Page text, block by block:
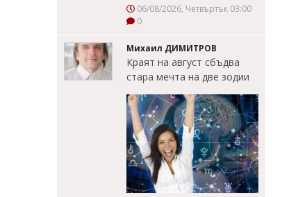
06/08/2026, Четвъртък 03:00
0
Михаил ДИМИТРОВ
Краят на август сбъдва
стара мечта на две зодии